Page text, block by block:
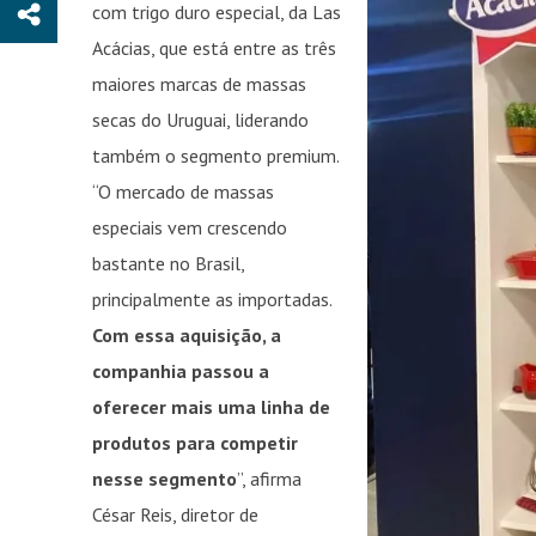
com trigo duro especial, da Las
Acácias, que está entre as três
maiores marcas de massas
secas do Uruguai, liderando
também o segmento premium.
“O mercado de massas
especiais vem crescendo
bastante no Brasil,
principalmente as importadas.
Com essa aquisição, a
companhia passou a
oferecer mais uma linha de
produtos para competir
nesse segmento”, afirma
César Reis, diretor de